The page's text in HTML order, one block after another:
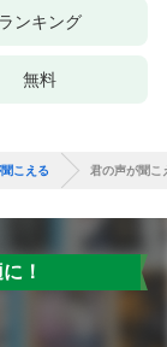
ランキング
無料
こえる 君の声が聞こ
！